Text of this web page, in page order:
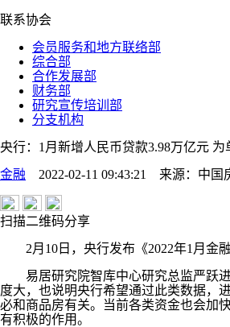
联系协会
会员服务和地方联络部
综合部
合作发展部
财务部
研究宣传培训部
分支机构
央行：1月新增人民币贷款3.98万亿元 为
金融 2022-02-11 09:43:21 来源： 中国
扫描二维码分享
2月10日，央行发布《2022年1月金融
易居研究院智库中心研究总监严跃进
度大，也说明央行希望通过此类数据，
必和商品房有关。当前各类资金也会加
有积极的作用。